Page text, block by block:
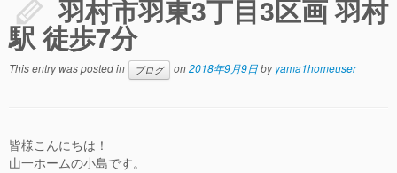
羽村市羽東3丁目3区画 羽村
駅 徒歩7分
This entry was posted in ブログ on2018年9月9日byyama1homeuser
皆様こんにちは！
山一ホームの小島です。